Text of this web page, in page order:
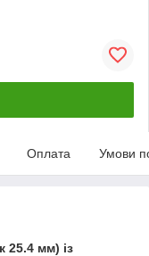
Оплата Умови
25.4 мм) із